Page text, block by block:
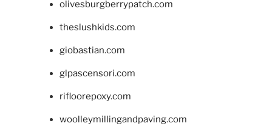
olivesburgberrypatch.com
theslushkids.com
giobastian.com
glpascensori.com
rifloorepoxy.com
woolleymillingandpaving.com